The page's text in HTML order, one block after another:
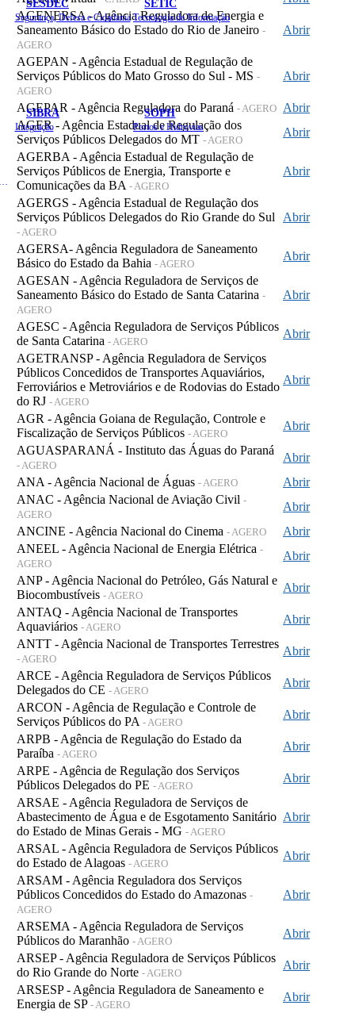
SESDEC
Segurança, Defesa e Cidadania
SETIC
Tecnologia da Informação
SIBRA
Integração
SOPH
Portos e Hidrovias
AGENERSA - Agência Reguladora de Energia e
Saneamento Básico do Estado do Rio de Janeiro -
AGERO
Abrir
AGEPAN - Agência Estadual de Regulação de
Serviços Públicos do Mato Grosso do Sul - MS -
AGERO
Abrir
AGEPAR - Agência Reguladora do Paraná - AGERO Abrir
AGER - Agência Estadual de Regulação dos
Serviços Públicos Delegados do MT - AGERO
Abrir
AGERBA - Agência Estadual de Regulação de
Serviços Públicos de Energia, Transporte e
Comunicações da BA - AGERO
Abrir
AGERGS - Agência Estadual de Regulação dos
Serviços Públicos Delegados do Rio Grande do Sul
- AGERO
Abrir
AGERSA- Agência Reguladora de Saneamento
Básico do Estado da Bahia - AGERO
Abrir
AGESAN - Agência Reguladora de Serviços de
Saneamento Básico do Estado de Santa Catarina -
AGERO
Abrir
AGESC - Agência Reguladora de Serviços Públicos
de Santa Catarina - AGERO
Abrir
AGETRANSP - Agência Reguladora de Serviços
Públicos Concedidos de Transportes Aquaviários,
Ferroviários e Metroviários e de Rodovias do Estado
do RJ - AGERO
Abrir
AGR - Agência Goiana de Regulação, Controle e
Fiscalização de Serviços Públicos - AGERO
Abrir
AGUASPARANÁ - Instituto das Águas do Paraná
- AGERO
Abrir
ANA - Agência Nacional de Águas - AGERO
Abrir
ANAC - Agência Nacional de Aviação Civil -
AGERO
Abrir
ANCINE - Agência Nacional do Cinema - AGERO
Abrir
ANEEL - Agência Nacional de Energia Elétrica -
AGERO
Abrir
ANP - Agência Nacional do Petróleo, Gás Natural e
Biocombustíveis - AGERO
Abrir
ANTAQ - Agência Nacional de Transportes
Aquaviários - AGERO
Abrir
ANTT - Agência Nacional de Transportes Terrestres
- AGERO
Abrir
ARCE - Agência Reguladora de Serviços Públicos
Delegados do CE - AGERO
Abrir
ARCON - Agência de Regulação e Controle de
Serviços Públicos do PA - AGERO
Abrir
ARPB - Agência de Regulação do Estado da
Paraíba - AGERO
Abrir
ARPE - Agência de Regulação dos Serviços
Públicos Delegados do PE - AGERO
Abrir
ARSAE - Agência Reguladora de Serviços de
Abastecimento de Água e de Esgotamento Sanitário
do Estado de Minas Gerais - MG - AGERO
Abrir
ARSAL - Agência Reguladora de Serviços Públicos
do Estado de Alagoas - AGERO
Abrir
ARSAM - Agência Reguladora dos Serviços
Públicos Concedidos do Estado do Amazonas -
AGERO
Abrir
ARSEMA - Agência Reguladora de Serviços
Públicos do Maranhão - AGERO
Abrir
ARSEP - Agência Reguladora de Serviços Públicos
do Rio Grande do Norte - AGERO
Abrir
ARSESP - Agência Reguladora de Saneamento e
Energia de SP - AGERO
Abrir